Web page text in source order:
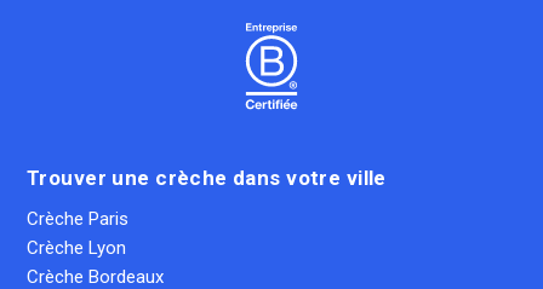
Trouver une crèche dans votre ville
Crèche Paris
Crèche Lyon
Crèche Bordeaux